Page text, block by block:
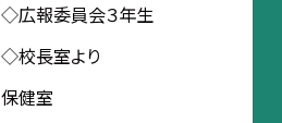
◇広報委員会３年生
◇校長室より
保健室